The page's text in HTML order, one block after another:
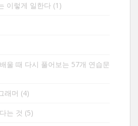
이렇게 일한다 (1)
울 때 다시 풀어보는 57개 연습문
래머 (4)
는 것 (5)